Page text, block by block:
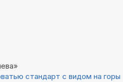
стандарт с видом на горы